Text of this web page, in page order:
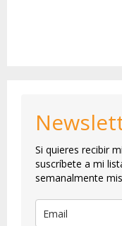
Si quieres recibir
suscríbete a mi
semanalmente